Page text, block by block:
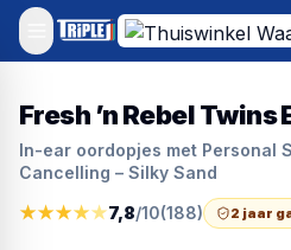
Fresh ’n Rebel Twins
In-ear oordopjes met Personal
Cancelling – Silky Sand
★★★★★7,8/10(188) 2 jaar